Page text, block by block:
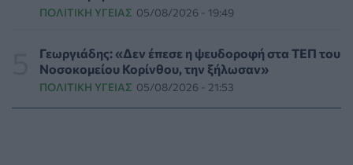
ΥΓΕΊΑ 07/08/2026 - 15:42
Ο Δήμος Μετεώρων επενδύει στην πρωτοβάθμια
φροντίδα υγείας και την πρόληψη
ΠΟΛΙΤΙΚΉ ΥΓΕΊΑΣ 07/08/2026 - 15:24
ΠΟΛΙΤΙΚΉ ΥΓΕΊΑΣ 05/08/2026 - 19:49
Γεωργιάδης: «Δεν έπεσε η ψευδοροφή στα ΤΕΠ του
Νοσοκομείου Κορίνθου, την ξήλωσαν»
ΠΟΛΙΤΙΚΉ ΥΓΕΊΑΣ 05/08/2026 - 21:53